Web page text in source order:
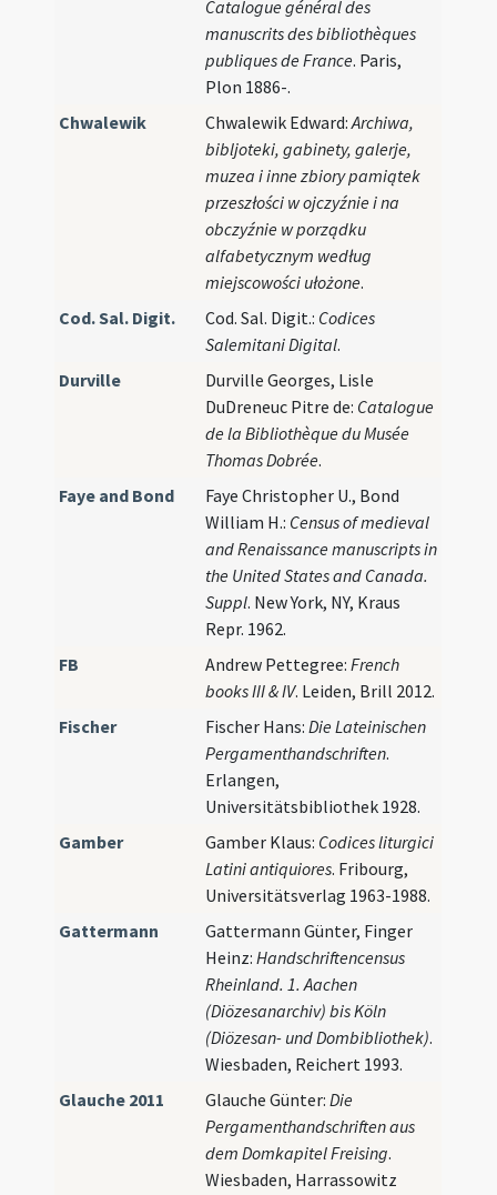
Catalogue général des
manuscrits des bibliothèques
publiques de France. Paris,
Plon 1886-.
Chwalewik
Chwalewik Edward:Archiwa,
bibljoteki, gabinety, galerje,
muzea i inne zbiory pamiątek
przeszłości w ojczyźnie i na
obczyźnie w porządku
alfabetycznym według
miejscowości ułożone.
Cod. Sal. Digit.
Cod. Sal. Digit.: Codices
Salemitani Digital.
Durville
Durville Georges, Lisle
DuDreneuc Pitre de: Catalogue
de la Bibliothèque du Musée
Thomas Dobrée.
Faye and Bond
Faye Christopher U., Bond
William H.: Census of medieval
and Renaissance manuscripts in
the United States and Canada.
Suppl. New York, NY, Kraus
Repr. 1962.
FB
Andrew Pettegree:French
books III & IV. Leiden, Brill 2012.
Fischer
Fischer Hans:Die Lateinischen
Pergamenthandschriften.
Erlangen,
Universitätsbibliothek 1928.
Gamber
Gamber Klaus: Codices liturgici
Latini antiquiores. Fribourg,
Universitätsverlag 1963-1988.
Gattermann
Gattermann Günter, Finger
Heinz:Handschriftencensus
Rheinland. 1. Aachen
(Diözesanarchiv) bis Köln
(Diözesan- und Dombibliothek).
Wiesbaden, Reichert 1993.
Glauche 2011
Glauche Günter:Die
Pergamenthandschriften aus
dem Domkapitel Freising.
Wiesbaden, Harrassowitz